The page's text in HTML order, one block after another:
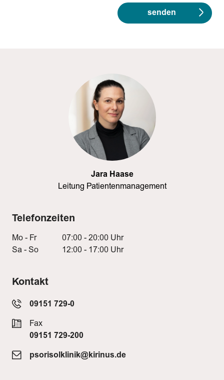
senden
Jara Haase
Leitung Patientenmanagement
Telefonzeiten
Mo - Fr
07:00 - 20:00 Uhr
Sa - So
12:00 - 17:00 Uhr
Kontakt
09151 729-0
Fax
09151 729-200
psorisolklinik@kirinus.de